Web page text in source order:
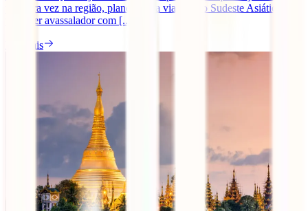
primeira vez na região, planear uma viagem ao Sudeste Asiático
pode ser avassalador com [...]
Ler mais